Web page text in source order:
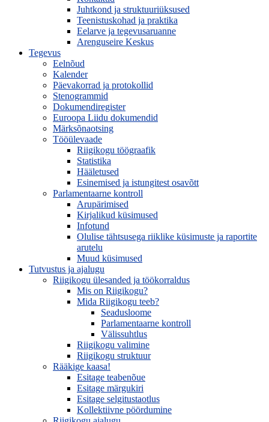
Juhtkond ja struktuuriüksused
Teenistuskohad ja praktika
Eelarve ja tegevusaruanne
Arenguseire Keskus
Tegevus
Eelnõud
Kalender
Päevakorrad ja protokollid
Stenogrammid
Dokumendiregister
Euroopa Liidu dokumendid
Märksõnaotsing
Tööülevaade
Riigikogu töögraafik
Statistika
Hääletused
Esinemised ja istungitest osavõtt
Parlamentaarne kontroll
Arupärimised
Kirjalikud küsimused
Infotund
Olulise tähtsusega riiklike küsimuste ja raportite
arutelu
Muud küsimused
Tutvustus ja ajalugu
Riigikogu ülesanded ja töökorraldus
Mis on Riigikogu?
Mida Riigikogu teeb?
Seadusloome
Parlamentaarne kontroll
Välissuhtlus
Riigikogu valimine
Riigikogu struktuur
Rääkige kaasa!
Esitage teabenõue
Esitage märgukiri
Esitage selgitustaotlus
Kollektiivne pöördumine